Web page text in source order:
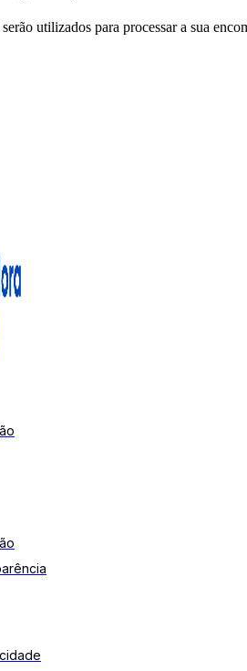
utilizados para processar a sua